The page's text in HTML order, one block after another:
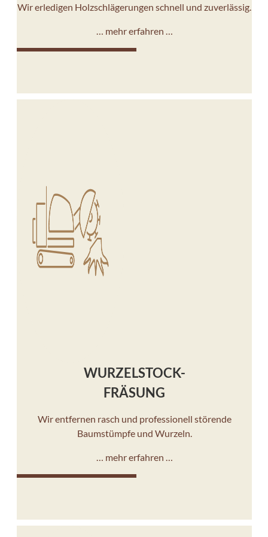
Wir erledigen Holzschlägerungen schnell und zuverlässig.
… mehr erfahren …
WURZELSTOCK-
FRÄSUNG
Wir entfernen rasch und professionell störende
Baumstümpfe und Wurzeln.
… mehr erfahren …